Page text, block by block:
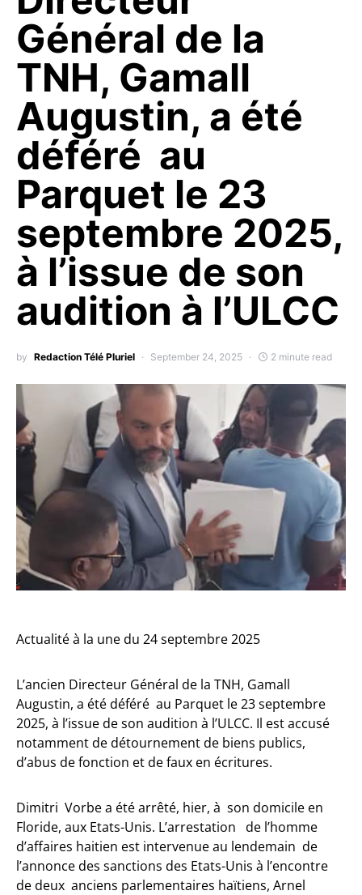
Général de la
TNH, Gamall
Augustin, a été
déféré au
Parquet le 23
septembre 2025,
à l’issue de son
audition à l’ULCC
by Redaction Télé Pluriel September 24, 2025 2 minute read
Actualité à la une du 24 septembre 2025
L’ancien Directeur Général de la TNH, Gamall
Augustin, a été déféré au Parquet le 23 septembre
2025, à l’issue de son audition à l’ULCC. Il est accusé
notamment de détournement de biens publics,
d’abus de fonction et de faux en écritures.
Dimitri Vorbe a été arrêté, hier, à son domicile en
Floride, aux Etats-Unis. L’arrestation de l’homme
d’affaires haitien est intervenue au lendemain de
l’annonce des sanctions des Etats-Unis à l’encontre
de deux anciens parlementaires haïtiens, Arnel